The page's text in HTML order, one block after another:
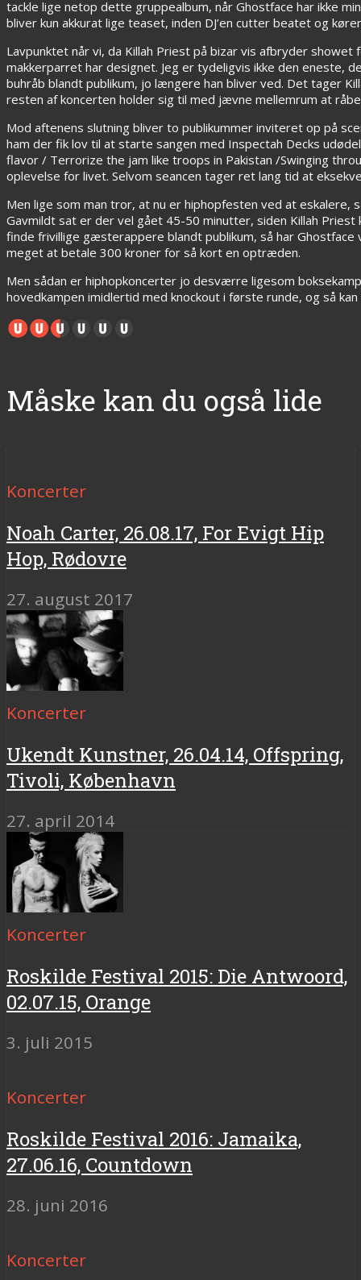
tackle lige netop dette gruppealbum, når Ghostface har ikke
bliver kun akkurat lige teaset, inden DJ’en cutter beatet og
Lavpunktet når vi, da Killah Priest på bizar vis afbryder
makkerparret har designet. Jeg er tydeligvis ikke den eneste,
buhråb blandt publikum, jo længere han bliver ved. Det tager
resten af koncerten holder sig til med jævne mellemrum at
Mod aftenens slutning bliver to publikummer inviteret op på
ham der fik lov til at starte sangen med Inspectah Decks
flavor / Terrorize the jam like troops in Pakistan /Swinging
oplevelse for livet. Selvom seancen tager ret lang tid at
Men lige som man tror, at nu er hiphopfesten ved at eskalere,
Gavmildt sat er der vel gået 45-50 minutter, siden Killah
finde frivillige gæsterappere blandt publikum, så har
meget at betale 300 kroner for så kort en optræden.
Men sådan er hiphopkoncerter jo desværre ligesom
hovedkampen imidlertid med knockout i første runde, og så
Måske kan du også lide
Koncerter
Noah Carter, 26.08.17, For Evigt Hip
Hop, Rødovre
27. august 2017
Koncerter
Ukendt Kunstner, 26.04.14, Offspring,
Tivoli, København
27. april 2014
Koncerter
Roskilde Festival 2015: Die Antwoord,
02.07.15, Orange
3. juli 2015
Koncerter
Roskilde Festival 2016: Jamaika,
27.06.16, Countdown
28. juni 2016
Koncerter